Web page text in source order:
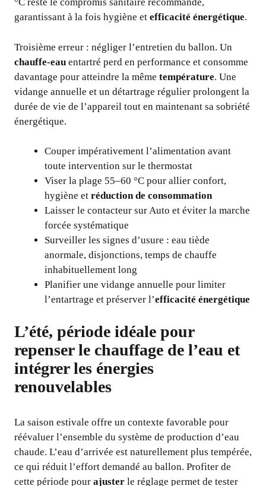
°C reste le compromis sanitaire recommandé,
garantissant à la fois hygiène et efficacité énergétique.
Troisième erreur : négliger l’entretien du ballon. Un
chauffe-eau entartré perd en performance et consomme
davantage pour atteindre la même température. Une
vidange annuelle et un détartrage régulier prolongent la
durée de vie de l’appareil tout en maintenant sa sobriété
énergétique.
Couper impérativement l’alimentation avant
toute intervention sur le thermostat
Viser la plage 55–60 °C pour allier confort,
hygiène et réduction de consommation
Laisser le contacteur sur Auto et éviter la marche
forcée systématique
Surveiller les signes d’usure : eau tiède
anormale, disjonctions, temps de chauffe
inhabituellement long
Planifier une vidange annuelle pour limiter
l’entartrage et préserver l’efficacité énergétique
L’été, période idéale pour
repenser le chauffage de l’eau et
intégrer les énergies
renouvelables
La saison estivale offre un contexte favorable pour
réévaluer l’ensemble du système de production d’eau
chaude. L’eau d’arrivée est naturellement plus tempérée,
ce qui réduit l’effort demandé au ballon. Profiter de
cette période pour ajuster le réglage permet de tester